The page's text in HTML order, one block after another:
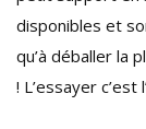
disponibles et
qu’à déballer la
! L’essayer